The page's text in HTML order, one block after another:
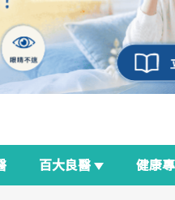
百大良醫 健康